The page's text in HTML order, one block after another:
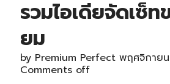
รวมไอเดียจัดเซ็
ยม
by Premium Perfect พฤศจิกาย
Comments off